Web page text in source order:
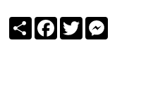
PartagerFacebook
Twitter